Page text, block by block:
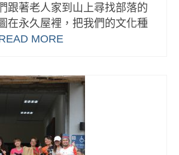
跟著老人家到山上尋找部落的
在永久屋裡，把我們的文化種
MORE